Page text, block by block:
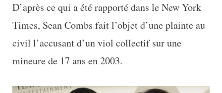
D’après ce qui a été rapporté dans le New York
Times, Sean Combs fait l’objet d’une plainte au
civil l’accusant d’un viol collectif sur une
mineure de 17 ans en 2003.